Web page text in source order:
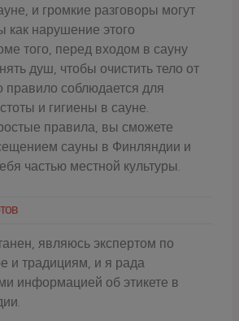
и громкие разговоры могут
как нарушение этого
того, перед входом в сауну
душ, чтобы очистить тело от
правило соблюдается для
и гигиены в сауне.
правила, вы сможете
сауны в Финляндии и
частью местной культуры.
являюсь экспертом по
и традициям, и я рада
информацией об этикете в